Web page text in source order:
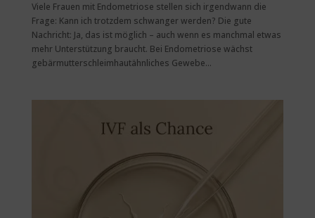
Viele Frauen mit Endometriose stellen sich irgendwann die
Frage: Kann ich trotzdem schwanger werden? Die gute
Nachricht: Ja, das ist möglich – auch wenn es manchmal etwas
mehr Unterstützung braucht. Bei Endometriose wächst
gebärmutterschleimhautähnliches Gewebe...